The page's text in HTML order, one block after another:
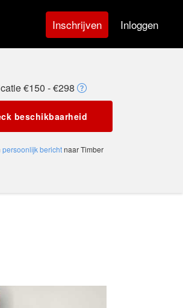
Inschrijven Inloggen
€150 - €298
beschikbaarheid
persoonlijk berichtnaar Timber